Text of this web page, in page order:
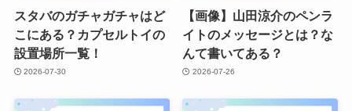
スタバのガチャガチャはど
こにある？カプセルトイの
設置場所一覧！
2026-07-30
【画像】山田涼介のペンラ
イトのメッセージとは？な
んて書いてある？
2026-07-26